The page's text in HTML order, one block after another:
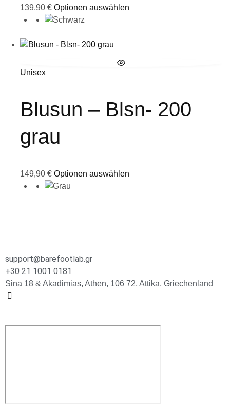
139,90 € Optionen auswählen
Unisex
Blusun – Blsn- 200
grau
149,90 € Optionen auswählen
support@barefootlab.gr
+30 21 1001 0181
Sina 18 & Akadimias, Athen, 106 72, Attika, Griechenland